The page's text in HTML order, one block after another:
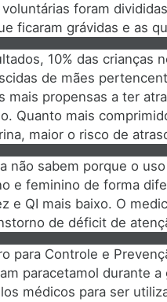
foram
ficaram grávidas e as
10% das crianças
de mães
mais propensas a ter
Quanto mais
maior o risco de
não sabem porque o
e feminino de forma
e QI mais baixo. O
de déficit de
para Controle e
paracetamol durante
médicos para ser